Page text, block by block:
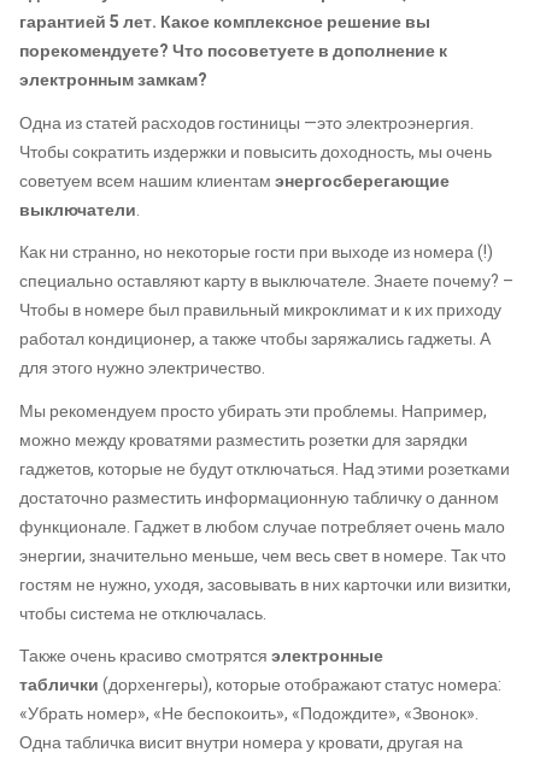
гарантией 5 лет. Какое комплексное решение вы
порекомендуете? Что посоветуете в дополнение к
электронным замкам?
Одна из статей расходов гостиницы —это электроэнергия.
Чтобы сократить издержки и повысить доходность, мы очень
советуем всем нашим клиентамэнергосберегающие
выключатели.
Как ни странно, но некоторые гости при выходе из номера (!)
специально оставляют карту в выключателе. Знаете почему? –
Чтобы в номере был правильный микроклимат и к их приходу
работал кондиционер, а также чтобы заряжались гаджеты. А
для этого нужно электричество.
Мы рекомендуем просто убирать эти проблемы. Например,
можно между кроватями разместить розетки для зарядки
гаджетов, которые не будут отключаться. Над этими розетками
достаточно разместить информационную табличку о данном
функционале. Гаджет в любом случае потребляет очень мало
энергии, значительно меньше, чем весь свет в номере. Так что
гостям не нужно, уходя, засовывать в них карточки или визитки,
чтобы система не отключалась.
Также очень красиво смотрятсяэлектронные
таблички(дорхенгеры), которые отображают статус номера:
«Убрать номер», «Не беспокоить», «Подождите», «Звонок».
Одна табличка висит внутри номера у кровати, другая на